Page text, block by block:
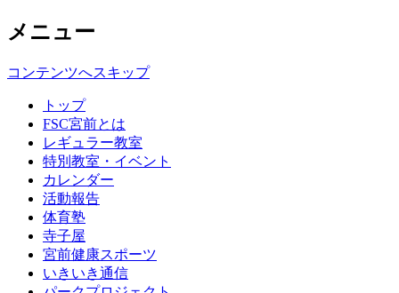
メニュー
コンテンツへスキップ
トップ
FSC宮前とは
レギュラー教室
特別教室・イベント
カレンダー
活動報告
体育塾
寺子屋
宮前健康スポーツ
いきいき通信